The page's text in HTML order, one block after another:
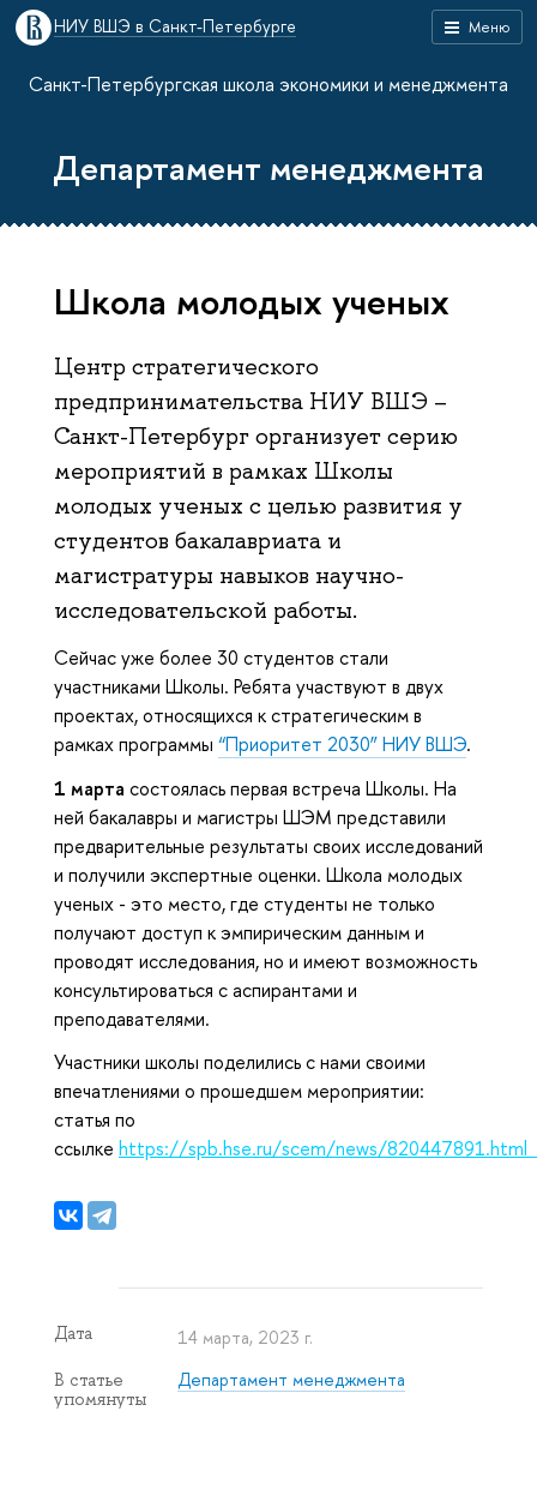
Меню
НИУ ВШЭ в Санкт-Петербурге
Санкт-Петербургская школа экономики и менеджмента
Департамент менеджмента
Школа молодых ученых
Центр стратегического
предпринимательства НИУ ВШЭ –
Санкт-Петербург организует серию
мероприятий в рамках Школы
молодых ученых с целью развития у
студентов бакалавриата и
магистратуры навыков научно-
исследовательской работы.
Сейчас уже более 30 студентов стали
участниками Школы. Ребята участвуют в двух
проектах, относящихся к стратегическим в
рамках программы “Приоритет 2030” НИУ ВШЭ.
1 марта состоялась первая встреча Школы. На
ней бакалавры и магистры ШЭМ представили
предварительные результаты своих исследований
и получили экспертные оценки. Школа молодых
ученых - это место, где студенты не только
получают доступ к эмпирическим данным и
проводят исследования, но и имеют возможность
консультироваться с аспирантами и
преподавателями.
Участники школы поделились с нами своими
впечатлениями о прошедшем мероприятии:
статья по
ссылке https://spb.hse.ru/scem/news/820447891.html
Дата 14 марта, 2023 г.
В статье
упомянуты
Департамент менеджмента